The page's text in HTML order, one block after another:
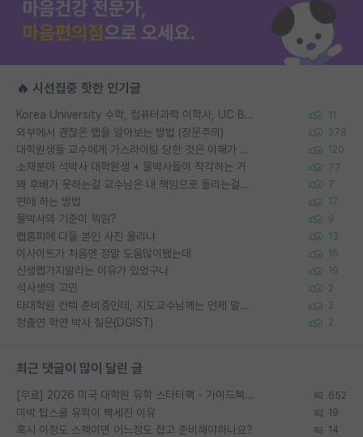
🔥 시선집중 핫한 인기글
Korea University 수학, 컴퓨터과학 이학사, UC Berkeley 산업공학 대학원 공학박사가 되는 것은 쉽지 않겠죠? 11
외부에서 괜찮은 랩을 알아보는 방법 (장문주의) 278
대학원생들 교수에게 가스라이팅 당한 것은 이해가 갑니다. 안타깝네요. 120
소재분야 석박사 대학원생 + 물박사들이 착각하는 거 77
왜 후배가 못하는걸 교수님은 내 책임으로 돌리는걸까요? 7
편애 하는 방법 17
물박사의 기준이 뭐임? 9
랩홈피에 다들 본인 사진 올리냐 13
이사이트가 처음엔 정말 도움많이됐는데 16
신생랩가지말라는 이유가 있었구나 19
석사생의 고민 2
타대학원 컨텍 준비중인데, 지도교수님께는 언제 말씀드려야 할까요? 2
정출연 학연 박사 질문(DGIST) 2
최근 댓글이 많이 달린 글
[무료] 2026 미국 대학원 유학 스타터팩 - 가이드북 & 합격자 컨택메일 템플릿 652
미박 탑스쿨 유학이 빡세진 이유 19
혹시 이정도 스펙이면 어느정도 잡고 준비해야하나요? 14